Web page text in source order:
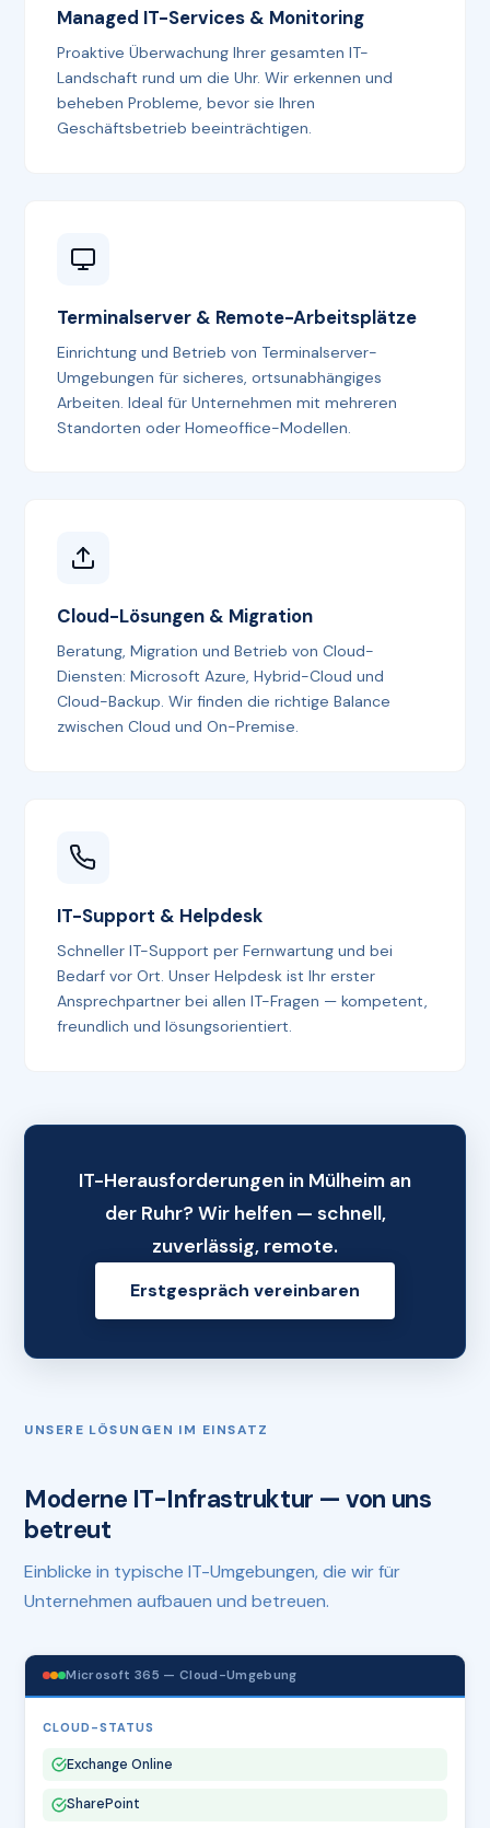
Managed IT-Services & Monitoring
Proaktive Überwachung Ihrer gesamten IT-
Landschaft rund um die Uhr. Wir erkennen und
beheben Probleme, bevor sie Ihren
Geschäftsbetrieb beeinträchtigen.
Terminalserver & Remote-Arbeitsplätze
Einrichtung und Betrieb von Terminalserver-
Umgebungen für sicheres, ortsunabhängiges
Arbeiten. Ideal für Unternehmen mit mehreren
Standorten oder Homeoffice-Modellen.
Cloud-Lösungen & Migration
Beratung, Migration und Betrieb von Cloud-
Diensten: Microsoft Azure, Hybrid-Cloud und
Cloud-Backup. Wir finden die richtige Balance
zwischen Cloud und On-Premise.
IT-Support & Helpdesk
Schneller IT-Support per Fernwartung und bei
Bedarf vor Ort. Unser Helpdesk ist Ihr erster
Ansprechpartner bei allen IT-Fragen — kompetent,
freundlich und lösungsorientiert.
IT-Herausforderungen in Mülheim an
der Ruhr? Wir helfen — schnell,
zuverlässig, remote.
Erstgespräch vereinbaren
UNSERE LÖSUNGEN IM EINSATZ
Moderne IT-Infrastruktur — von uns
betreut
Einblicke in typische IT-Umgebungen, die wir für
Unternehmen aufbauen und betreuen.
Microsoft 365 — Cloud-Umgebung
CLOUD-STATUS
Exchange Online
SharePoint